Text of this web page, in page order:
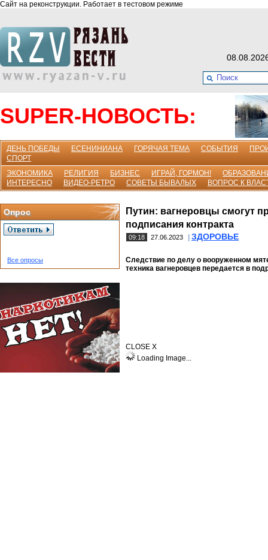
Сайт на реконструкции. Работает в тестовом режиме
SUPER-НОВОСТЬ:
ДЕНЬ ПОБЕДЫ ЕСЕНИНИАНА ГОРЯЧАЯ ТЕМА СОБЫТИЯ
СПОРТ
ЭКОНОМИКА
РЕЛИГИЯ БИЗНЕС ИГРАЙ, ГОРМОН!
ИНТЕРЕСНО
ВИДЕО-РЕТРО СОВЕТЫ БЫВАЛЫХ ВОПРОС К
Опрос
Все опросы
Путин: вагнеровцы смогут
подписания контракта
09:18 27.06.2023 ЗДОРОВЬЕ
Следствие по делу о вооруженном
техника вагнеровцев передается в
CLOSE X
Loading Image...